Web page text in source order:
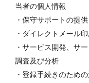
当者の個人情報
・保守サポートの提供
・ダイレクトメール
・サービス開発、サ
調査及び分析
・登録手続きのため